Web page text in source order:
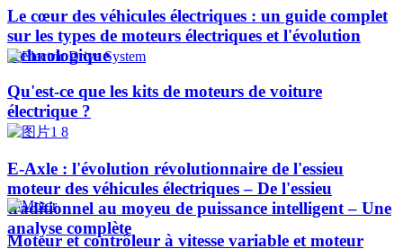
Le cœur des véhicules électriques : un guide complet
sur les types de moteurs électriques et l'évolution
technologique
Qu'est-ce que les kits de moteurs de voiture
électrique ?
E-Axle : l'évolution révolutionnaire de l'essieu
moteur des véhicules électriques – De l'essieu
traditionnel au moyeu de puissance intelligent – Une
analyse complète
Moteur et contrôleur à vitesse variable et moteur